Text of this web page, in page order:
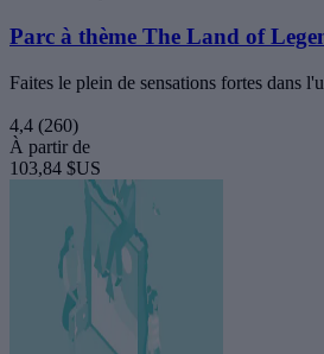
Parc à thème The Land of
Faites le plein de sensations fortes dans
4,4 (260)
À partir de
103,84 $US